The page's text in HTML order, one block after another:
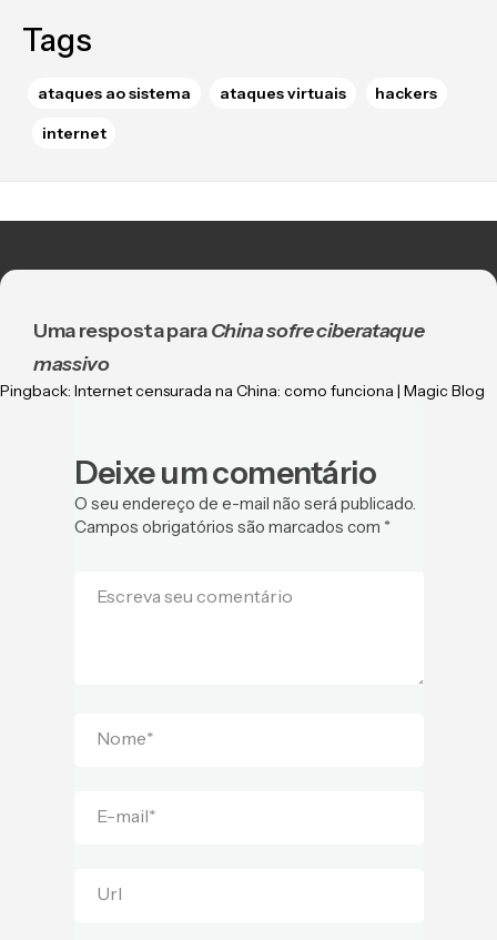
Tags
ataques ao sistema ataques virtuais hackers
internet
Uma resposta paraChina sofre ciberataque
massivo
Pingback: Internet censurada na China: como funciona | Magic Blog
Deixe um comentário
O seu endereço de e-mail não será publicado.
Campos obrigatórios são marcados com *
Escreva seu comentário
Nome*
E-mail*
Url